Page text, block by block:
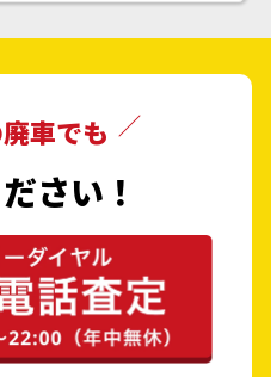
車でも
さい！